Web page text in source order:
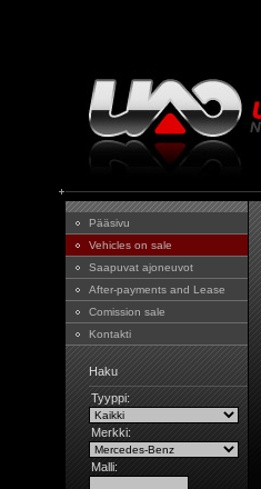
Pääsivu
Vehicles on sale
Saapuvat ajoneuvot
After-payments and Lease
Comission sale
Kontakti
Haku
Tyyppi:
Merkki:
Malli: